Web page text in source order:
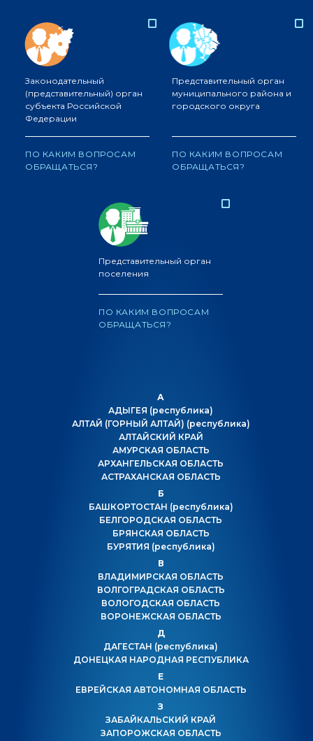
Законодательный
(представительный) орган
субъекта Российской
Федерации
ПО КАКИМ ВОПРОСАМ
ОБРАЩАТЬСЯ?
Представительный орган
муниципального района и
городского округа
ПО КАКИМ ВОПРОСАМ
ОБРАЩАТЬСЯ?
Представительный орган
поселения
ПО КАКИМ ВОПРОСАМ
ОБРАЩАТЬСЯ?
А
АДЫГЕЯ (республика)
АЛТАЙ (ГОРНЫЙ АЛТАЙ) (республика)
АЛТАЙСКИЙ КРАЙ
АМУРСКАЯ ОБЛАСТЬ
АРХАНГЕЛЬСКАЯ ОБЛАСТЬ
АСТРАХАНСКАЯ ОБЛАСТЬ
Б
БАШКОРТОСТАН (республика)
БЕЛГОРОДСКАЯ ОБЛАСТЬ
БРЯНСКАЯ ОБЛАСТЬ
БУРЯТИЯ (республика)
В
ВЛАДИМИРСКАЯ ОБЛАСТЬ
ВОЛГОГРАДСКАЯ ОБЛАСТЬ
ВОЛОГОДСКАЯ ОБЛАСТЬ
ВОРОНЕЖСКАЯ ОБЛАСТЬ
Д
ДАГЕСТАН (республика)
ДОНЕЦКАЯ НАРОДНАЯ РЕСПУБЛИКА
Е
ЕВРЕЙСКАЯ АВТОНОМНАЯ ОБЛАСТЬ
З
ЗАБАЙКАЛЬСКИЙ КРАЙ
ЗАПОРОЖСКАЯ ОБЛАСТЬ